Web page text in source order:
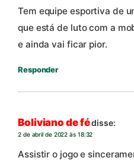
Tem equipe esportiva de
que está de luto com a
e ainda vai ficar pior.
Responder
Boliviano de fédisse:
2 de abril de 2022 às 18:32
Assistir o jogo e